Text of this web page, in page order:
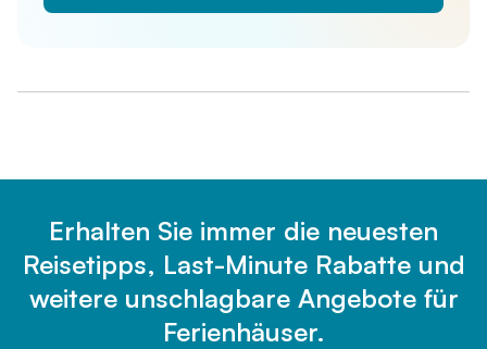
Erhalten Sie immer die neuesten
Reisetipps, Last-Minute Rabatte und
weitere unschlagbare Angebote für
Ferienhäuser.